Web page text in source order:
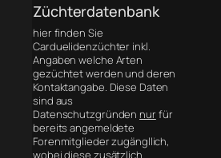
Züchterdatenbank
hier finden Sie
Carduelidenzüchter inkl.
Angaben welche Arten
gezüchtet werden und deren
Kontaktangabe. Diese Daten
sind aus
Datenschutzgründen nurfür
bereits angemeldete
Forenmitglieder zugängllich,
wobei diese zusätzlich